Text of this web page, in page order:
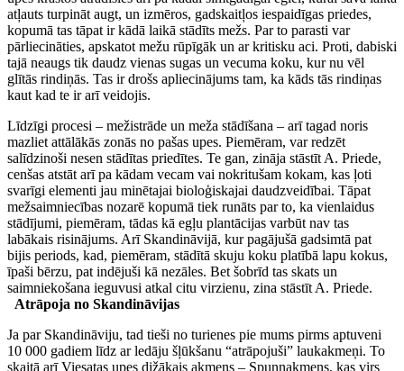
atļauts turpināt augt, un izmēros, gadskaitļos iespaidīgas priedes,
kopumā tas tāpat ir kādā laikā stādīts mežs. Par to parasti var
pārliecināties, apskatot mežu rūpīgāk un ar kritisku aci. Proti, dabiski
tajā neaugs tik daudz vienas sugas un vecuma koku, kur nu vēl
glītās rindiņās. Tas ir drošs apliecinājums tam, ka kāds tās rindiņas
kaut kad te ir arī veidojis.
Līdzīgi procesi – mežistrāde un meža stādīšana – arī tagad noris
mazliet attālākās zonās no pašas upes. Piemēram, var redzēt
salīdzinoši nesen stādītas priedītes. Te gan, zināja stāstīt A. Priede,
cenšas atstāt arī pa kādam vecam vai nokritušam kokam, kas ļoti
svarīgi elementi jau minētajai bioloģiskajai daudzveidībai. Tāpat
mežsaimniecības nozarē kopumā tiek runāts par to, ka vienlaidus
stādījumi, piemēram, tādas kā egļu plantācijas varbūt nav tas
labākais risinājums. Arī Skandināvijā, kur pagājušā gadsimtā pat
bijis periods, kad, piemēram, stādītā skuju koku platībā lapu kokus,
īpaši bērzu, pat indējuši kā nezāles. Bet šobrīd tas skats un
saimniekošana ieguvusi atkal citu virzienu, zina stāstīt A. Priede.
Atrāpoja no Skandināvijas
Ja par Skandināviju, tad tieši no turienes pie mums pirms aptuveni
10 000 gadiem līdz ar ledāju šļūkšanu “atrāpojuši” laukakmeņi. To
skaitā arī Viesatas upes dižākais akmens – Spuņņakmens, kas virs